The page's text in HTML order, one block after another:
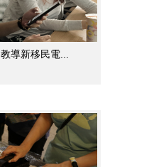
銘傳傳院USR攜手士林區公所 教導新移民電...